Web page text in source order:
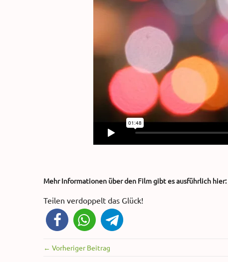
Mehr Informationen über den Film gibt es ausführlich hier:
Teilen verdoppelt das Glück!
← Vorheriger Beitrag